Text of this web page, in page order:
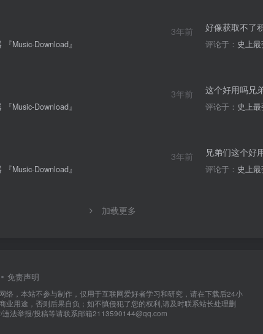
Music-Download』
3年前 好像获取不了
评论于： 史上
Music-Download』
3年前 这个好用吗兄
评论于： 史上
Music-Download』
3年前 兄弟们这个好
评论于： 史上
加载更多
免责声明
络，本站不参与制作，仅用于互联网爱好者学习和研究，请在下载后24小
业用途，否则后果自负；如不慎侵犯了您的权利,请及时联系站长处理删
法举报/投稿等请联系邮箱2113590144@qq.com